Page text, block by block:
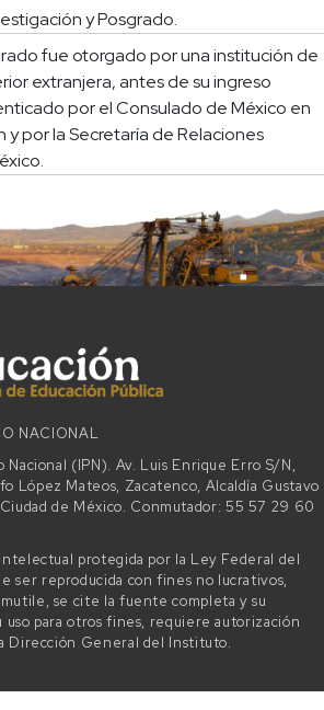
y Posgrado.
fue otorgado por una institución de
extranjera, antes de su ingreso
por el Consulado de México en
y por la Secretaría de Relaciones
NACIONAL
(IPN). Av. Luis Enrique Erro S/N,
López Mateos, Zacatenco, Alcaldía Gustavo
de México. Conmutador: 55 57 29 60
protegida por la Ley Federal del
ser reproducida con fines no lucrativos,
se cite la fuente completa y su
para otros fines, requiere autorización
Dirección General del Instituto.